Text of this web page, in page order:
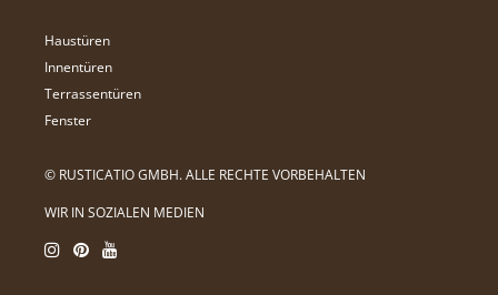
Haustüren
Innentüren
Terrassentüren
Fenster
© RUSTICATIO GMBH. ALLE RECHTE VORBEHALTEN
WIR IN SOZIALEN MEDIEN